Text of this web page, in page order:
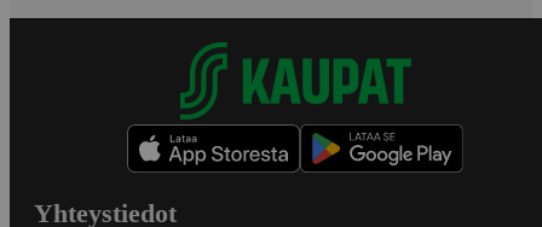
Yhteystiedot